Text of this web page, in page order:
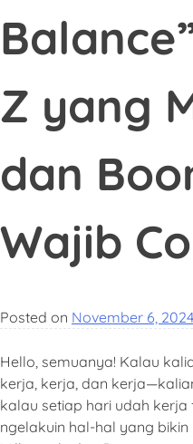
Z yang
dan
Wajib
Posted on November 6, 2024
Hello, semuanya! Kalau
kerja, kerja, dan
kalau setiap hari udah
ngelakuin hal-hal yang